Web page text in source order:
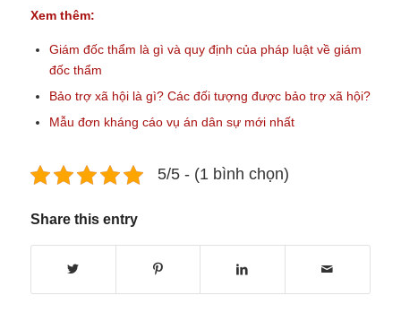
Xem thêm:
Giám đốc thẩm là gì và quy định của pháp luật về giám
đốc thẩm
Bảo trợ xã hội là gì? Các đối tượng được bảo trợ xã hội?
Mẫu đơn kháng cáo vụ án dân sự mới nhất
5/5 - (1 bình chọn)
Share this entry